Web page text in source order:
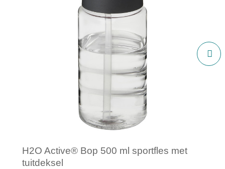
H2O Active® Bop 500 ml sportfles met
tuitdeksel